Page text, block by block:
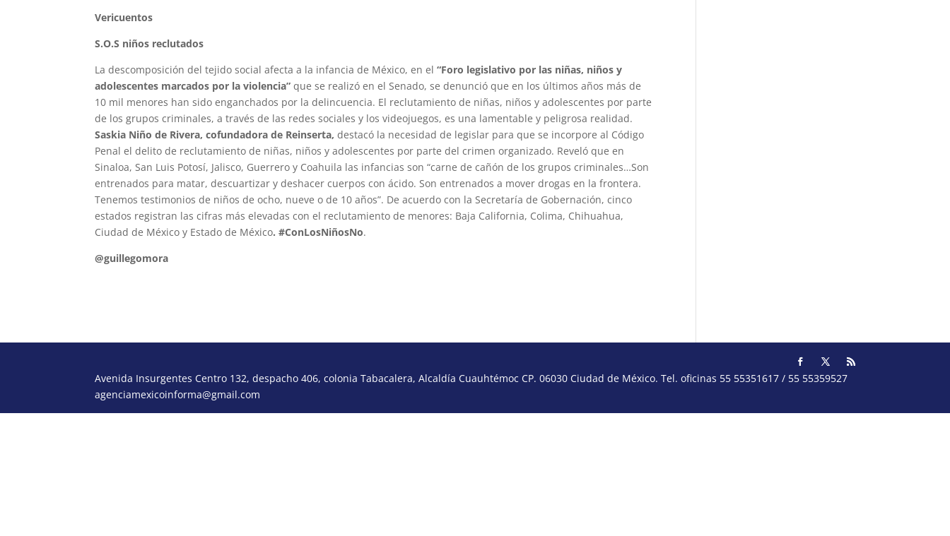
Vericuentos
S.O.S niños reclutados
La descomposición del tejido social afecta a la infancia de México, en el“Foro legislativo por las niñas, niños y
adolescentes marcados por la violencia” que se realizó en el Senado, se denunció que en los últimos años más de
10 mil menores han sido enganchados por la delincuencia. El reclutamiento de niñas, niños y adolescentes por parte
de los grupos criminales, a través de las redes sociales y los videojuegos, es una lamentable y peligrosa realidad.
Saskia Niño de Rivera, cofundadora de Reinserta,destacó la necesidad de legislar para que se incorpore al Código
Penal el delito de reclutamiento de niñas, niños y adolescentes por parte del crimen organizado. Reveló que en
Sinaloa, San Luis Potosí, Jalisco, Guerrero y Coahuila las infancias son “carne de cañón de los grupos criminales…Son
entrenados para matar, descuartizar y deshacer cuerpos con ácido. Son entrenados a mover drogas en la frontera.
Tenemos testimonios de niños de ocho, nueve o de 10 años”. De acuerdo con la Secretaría de Gobernación, cinco
estados registran las cifras más elevadas con el reclutamiento de menores: Baja California, Colima, Chihuahua,
Ciudad de México y Estado de México. #ConLosNiñosNo.
@guillegomora
Avenida Insurgentes Centro 132, despacho 406, colonia Tabacalera, Alcaldía Cuauhtémoc CP. 06030 Ciudad de México. Tel. oficinas 55 55351617 / 55 55359527
agenciamexicoinforma@gmail.com